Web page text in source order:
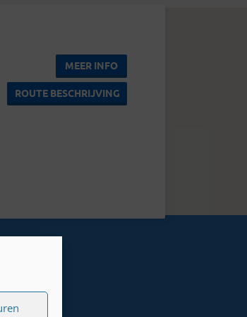
MEER INFO
ROUTE BESCHRIJVING